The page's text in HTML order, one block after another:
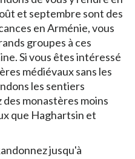
et septembre sont des
en Arménie, vous
groupes à ces
Si vous êtes intéressé
médiévaux sans les
les sentiers
monastères moins
que Haghartsin et
jusqu'à